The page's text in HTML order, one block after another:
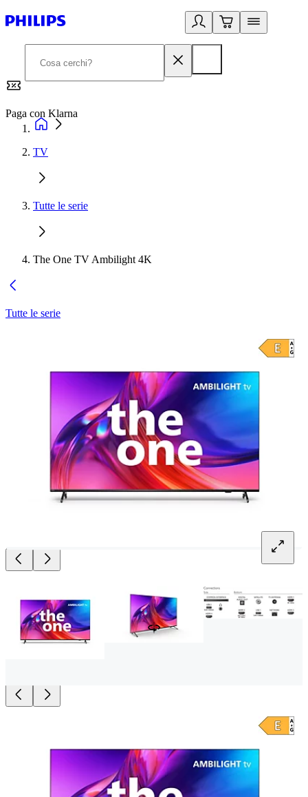
Paga con Klarna
TV
Tutte le serie
The One TV Ambilight 4K
Tutte le serie